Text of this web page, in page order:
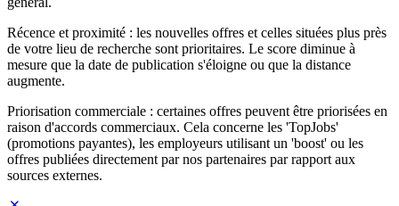
Récence et proximité : les nouvelles offres et celles situées plus près
de votre lieu de recherche sont prioritaires. Le score diminue à
mesure que la date de publication s'éloigne ou que la distance
augmente.
Priorisation commerciale : certaines offres peuvent être priorisées en
raison d'accords commerciaux. Cela concerne les 'TopJobs'
(promotions payantes), les employeurs utilisant un 'boost' ou les
offres publiées directement par nos partenaires par rapport aux
sources externes.